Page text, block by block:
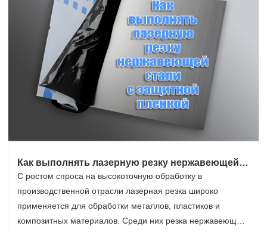
Как выполнять лазерную резку нержавеющей
стали с защитной пленкой
С ростом спроса на высокоточную обработку в
производственной отрасли лазерная резка широко
применяется для обработки металлов, пластиков и
композитных материалов. Среди них резка нержавеющей